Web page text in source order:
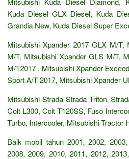
Kuda Diesel GLX Diesel, Kuda
Grandia New, Kuda Diesel Super
Mitsubishi Xpander 2017 GLX M/T,
M/T, Mitsubishi Xpander GLS M/T,
M/T2017 , Mitsubishi Xpander
Sport A/T 2017, Mitsubishi Xpander
Mitsubishi Strada Strada Triton,
Colt L300, Colt T120SS, Fuso
Turbo, Intercooler, Mitsubishi Tractor
Baik mobil tahun 2001, 2002,
2008, 2009, 2010, 2011, 2012,